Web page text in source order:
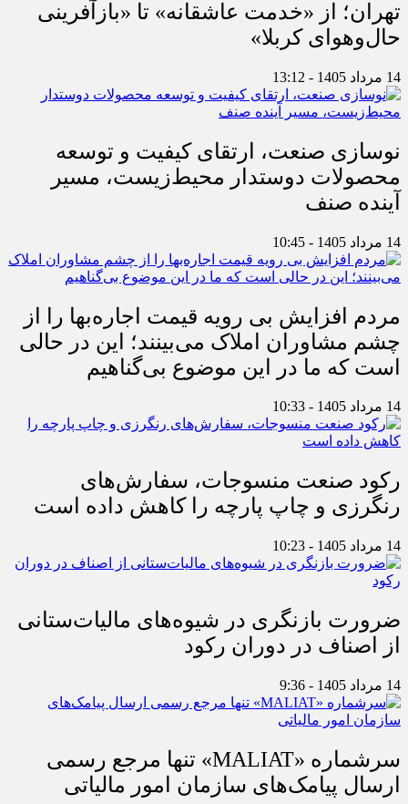
تهران؛ از «خدمت عاشقانه» تا «بازآفرینی
حال‌وهوای کربلا»
14 مرداد 1405 - 13:12
نوسازی صنعت، ارتقای کیفیت و توسعه
محصولات دوستدار محیط‌زیست، مسیر
آینده صنف
14 مرداد 1405 - 10:45
مردم افزایش بی رویه قیمت اجاره‌بها را از
چشم مشاوران املاک می‌بینند؛ این در حالی
است که ما در این موضوع بی‌گناهیم
14 مرداد 1405 - 10:33
رکود صنعت منسوجات، سفارش‌های
رنگرزی و چاپ پارچه را کاهش داده است
14 مرداد 1405 - 10:23
ضرورت بازنگری در شیوه‌های مالیات‌ستانی
از اصناف در دوران رکود
14 مرداد 1405 - 9:36
سرشماره «MALIAT» تنها مرجع رسمی
ارسال پیامک‌های سازمان امور مالیاتی